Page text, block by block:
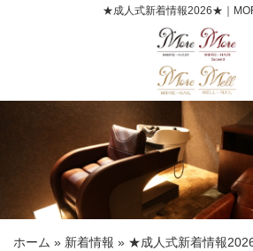
★成人式新着情報2026★｜
ホーム » 新着情報 » ★成人式新着情報